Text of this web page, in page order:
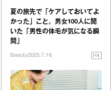
夏の旅先で「ケアしておいてよ
かった」こと。男女100人に聞
いた「男性の体毛が気になる瞬
間」
Beauty2025.7.16 PR